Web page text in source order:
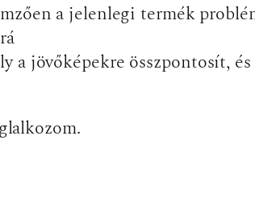
a jelenlegi termék
a jövőképekre összpontosít, és